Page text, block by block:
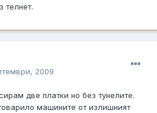
телнет.
2009
две платки но без тунелите.
машините от излишният